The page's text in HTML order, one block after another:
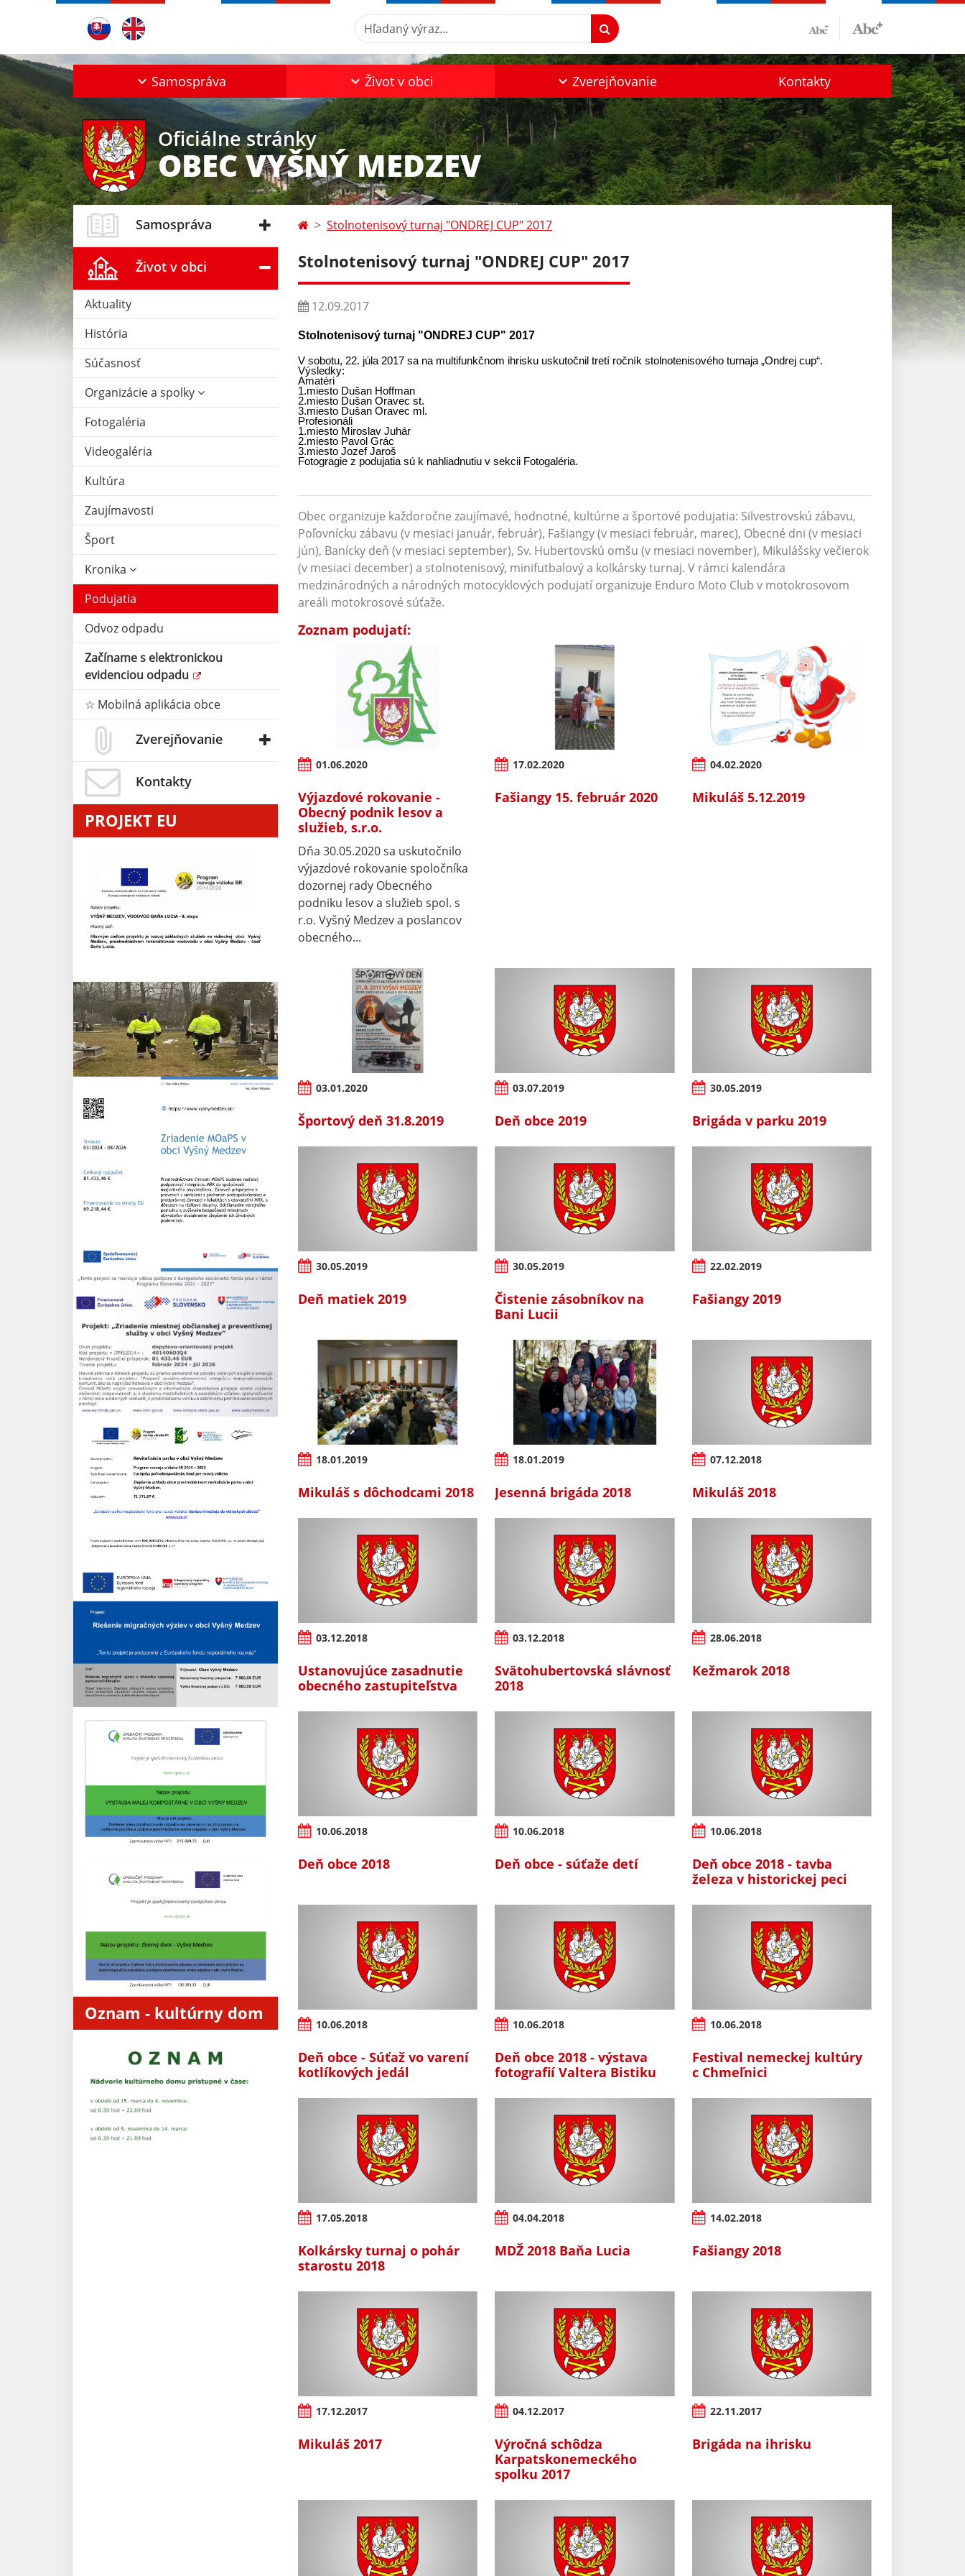
Hľadaný výraz...
Samospráva Život v obci Zverejňovanie Kontakty
Oficiálne stránky
OBEC VYŠNÝ MEDZEV
Samospráva
Život v obci
Aktuality
História
Súčasnosť
Organizácie a spolky
Fotogaléria
Videogaléria
Kultúra
Zaujímavosti
Šport
Kronika
Podujatia
Odvoz odpadu
Začíname s elektronickou
evidenciou odpadu
☆ Mobilná aplikácia obce
Zverejňovanie
Kontakty
PROJEKT EU
Oznam - kultúrny dom
Stolnotenisový turnaj "ONDREJ CUP" 2017
Stolnotenisový turnaj "ONDREJ CUP" 2017
12.09.2017
Stolnotenisový turnaj "ONDREJ CUP" 2017
V sobotu, 22. júla 2017 sa na multifunkčnom ihrisku uskutočnil tretí ročník stolnotenisového turnaja „Ondrej cup“.
Výsledky:
Amatéri
1.miesto Dušan Hoffman
2.miesto Dušan Oravec st.
3.miesto Dušan Oravec ml.
Profesionáli
1.miesto Miroslav Juhár
2.miesto Pavol Grác
3.miesto Jozef Jaroš
Fotogragie z podujatia sú k nahliadnutiu v sekcii Fotogaléria.
Obec organizuje každoročne zaujímavé, hodnotné, kultúrne a športové podujatia: Silvestrovskú zábavu,
Poľovnícku zábavu (v mesiaci január, február), Fašiangy (v mesiaci február, marec), Obecné dni (v mesiaci
jún), Banícky deň (v mesiaci september), Sv. Hubertovskú omšu (v mesiaci november), Mikulášsky večierok
(v mesiaci december) a stolnotenisový, minifutbalový a kolkársky turnaj. V rámci kalendára
medzinárodných a národných motocyklových podujatí organizuje Enduro Moto Club v motokrosovom
areáli motokrosové súťaže.
Zoznam podujatí:
01.06.2020
Výjazdové rokovanie -
Obecný podnik lesov a
služieb, s.r.o.
Dňa 30.05.2020 sa uskutočnilo
výjazdové rokovanie spoločníka
dozornej rady Obecného
podniku lesov a služieb spol. s
r.o. Vyšný Medzev a poslancov
obecného...
17.02.2020
Fašiangy 15. február 2020
04.02.2020
Mikuláš 5.12.2019
03.01.2020
Športový deň 31.8.2019
03.07.2019
Deň obce 2019
30.05.2019
Brigáda v parku 2019
30.05.2019
Deň matiek 2019
30.05.2019
Čistenie zásobníkov na
Bani Lucii
22.02.2019
Fašiangy 2019
18.01.2019
Mikuláš s dôchodcami 2018
18.01.2019
Jesenná brigáda 2018
07.12.2018
Mikuláš 2018
03.12.2018
Ustanovujúce zasadnutie
obecného zastupiteľstva
03.12.2018
Svätohubertovská slávnosť
2018
28.06.2018
Kežmarok 2018
10.06.2018
Deň obce 2018
10.06.2018
Deň obce - súťaže detí
10.06.2018
Deň obce 2018 - tavba
železa v historickej peci
10.06.2018
Deň obce - Súťaž vo varení
kotlíkových jedál
10.06.2018
Deň obce 2018 - výstava
fotografií Valtera Bistiku
10.06.2018
Festival nemeckej kultúry
c Chmeľnici
17.05.2018
Kolkársky turnaj o pohár
starostu 2018
04.04.2018
MDŽ 2018 Baňa Lucia
14.02.2018
Fašiangy 2018
17.12.2017
Mikuláš 2017
04.12.2017
Výročná schôdza
Karpatskonemeckého
spolku 2017
22.11.2017
Brigáda na ihrisku